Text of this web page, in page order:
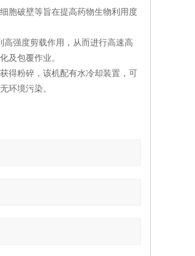
胞破壁等旨在提高药物生物利用度
强度剪载作用，从而进行高速高
及包覆作业。
得粉碎，该机配有水冷却装置，可
环境污染。